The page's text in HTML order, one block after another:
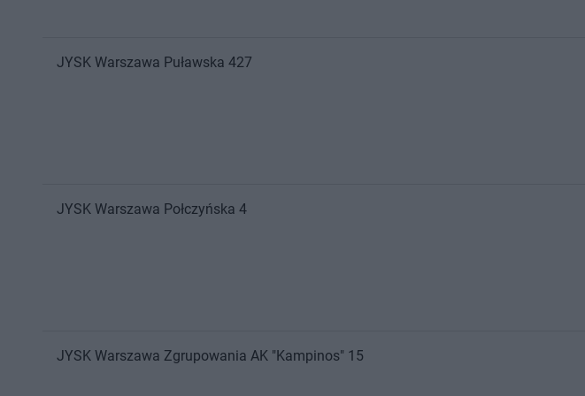
JYSK Warszawa Puławska 427
JYSK Warszawa Połczyńska 4
JYSK Warszawa Zgrupowania AK "Kampinos" 15